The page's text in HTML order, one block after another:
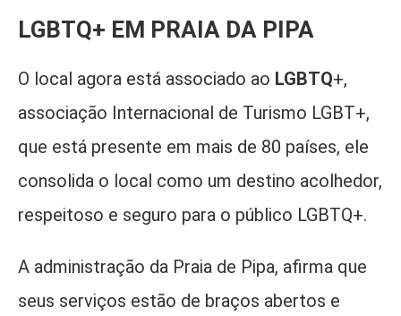
LGBTQ+ EM PRAIA DA PIPA
O local agora está associado ao LGBTQ+,
associação Internacional de Turismo LGBT+,
que está presente em mais de 80 países, ele
consolida o local como um destino acolhedor,
respeitoso e seguro para o público LGBTQ+.
A administração da Praia de Pipa, afirma que
seus serviços estão de braços abertos e